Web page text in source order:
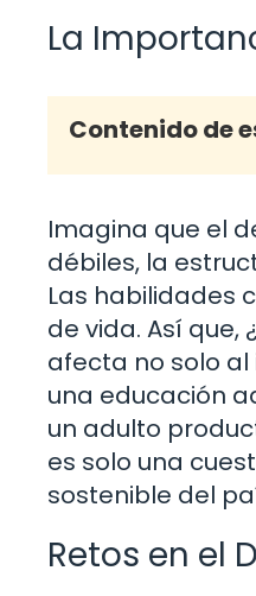
La
Contenido de
Imagina que el
débiles, la
Las habilidades
de vida. Así
afecta no solo al
una educación
un adulto
es solo una
sostenible del
Retos en el